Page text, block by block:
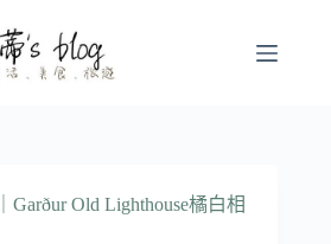
Old Lighthouse橘白相